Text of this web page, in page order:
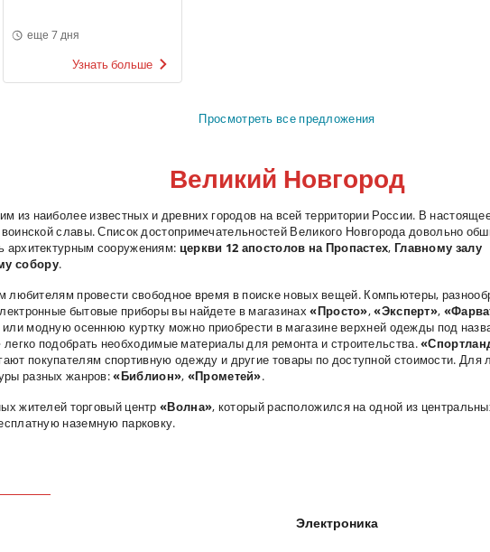
еще 7 дня
Узнать больше
Просмотреть все предложения
Великий Новгород
из наиболее известных и древних городов на всей территории России. В
славы. Список достопримечательностей Великого Новгорода довольно
архитектурным сооружениям: церкви 12 апостолов на Пропастех, Главному залу
собору.
любителям провести свободное время в поиске новых вещей. Компьютеры,
бытовые приборы вы найдете в магазинах«Просто»,«Эксперт»,
модную осеннюю куртку можно приобрести в магазине верхней одежды под
легко подобрать необходимые материалы для ремонта и строительства.
покупателям спортивную одежду и другие товары по доступной стоимости.
разных жанров:«Библион», «Прометей».
жителей торговый центр«Волна», который расположился на одной из
наземную парковку.
Электроника